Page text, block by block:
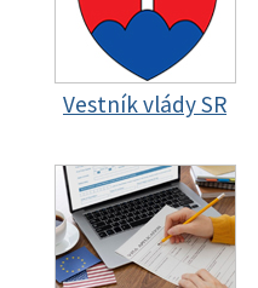
Vestník vlády SR